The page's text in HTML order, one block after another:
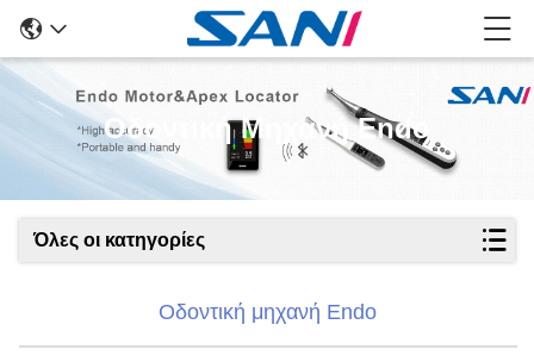
Οδοντική Μηχανή Endo
Όλες οι κατηγορίες
Οδοντική μηχανή Endo